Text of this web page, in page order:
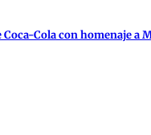
Cola con homenaje a